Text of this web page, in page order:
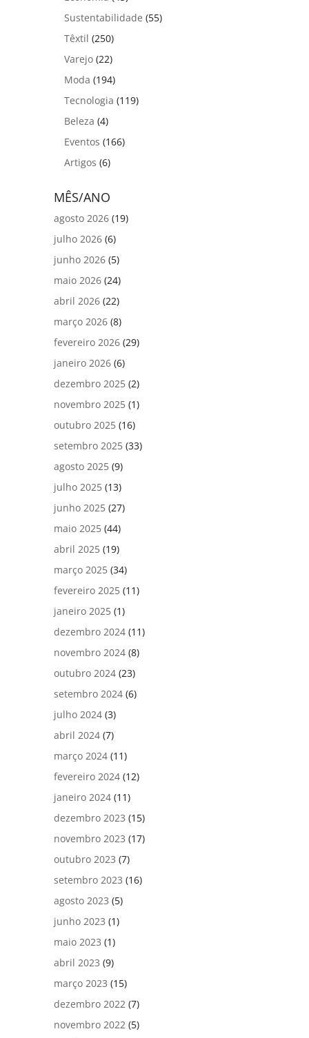
Sustentabilidade (55)
Têxtil (250)
Varejo (22)
Moda (194)
Tecnologia (119)
Beleza (4)
Eventos (166)
Artigos (6)
MÊS/ANO
agosto 2026 (19)
julho 2026 (6)
junho 2026 (5)
maio 2026 (24)
abril 2026 (22)
março 2026 (8)
fevereiro 2026 (29)
janeiro 2026 (6)
dezembro 2025 (2)
novembro 2025 (1)
outubro 2025 (16)
setembro 2025 (33)
agosto 2025 (9)
julho 2025 (13)
junho 2025 (27)
maio 2025 (44)
abril 2025 (19)
março 2025 (34)
fevereiro 2025 (11)
janeiro 2025 (1)
dezembro 2024 (11)
novembro 2024 (8)
outubro 2024 (23)
setembro 2024 (6)
julho 2024 (3)
abril 2024 (7)
março 2024 (11)
fevereiro 2024 (12)
janeiro 2024 (11)
dezembro 2023 (15)
novembro 2023 (17)
outubro 2023 (7)
setembro 2023 (16)
agosto 2023 (5)
junho 2023 (1)
maio 2023 (1)
abril 2023 (9)
março 2023 (15)
dezembro 2022 (7)
novembro 2022 (5)